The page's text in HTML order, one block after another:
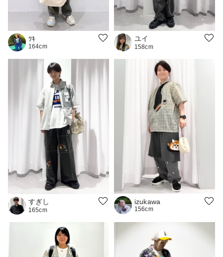
ﾂｷ
164cm
ユイ
158cm
すぎし
165cm
izukawa
156cm